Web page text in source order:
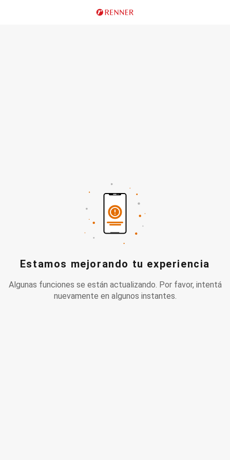
Estamos mejorando tu experiencia
Algunas funciones se están actualizando. Por favor, intentá
nuevamente en algunos instantes.